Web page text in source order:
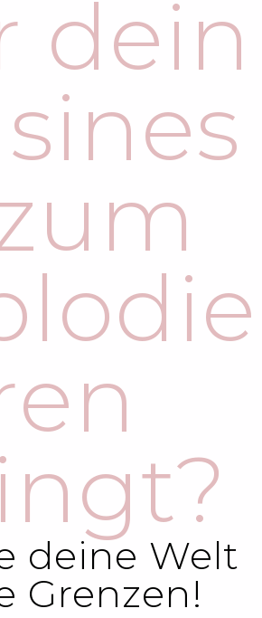
dein
deine Welt
Grenzen!